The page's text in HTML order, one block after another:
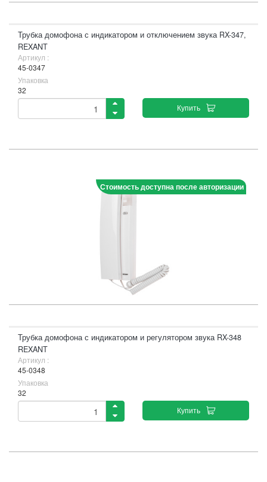
Трубка домофона с индикатором и отключением звука RX-347,
REXANT
Артикул :
45-0347
Упаковка
32
Купить
Стоимость доступна после авторизации
Трубка домофона с индикатором и регулятором звука RX-348
REXANT
Артикул :
45-0348
Упаковка
32
Купить